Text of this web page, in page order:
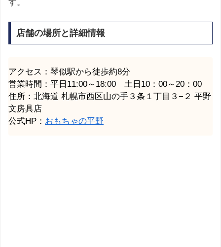
す。
店舗の場所と詳細情報
アクセス：琴似駅から徒歩約8分
営業時間：平日11:00～18:00 土日10：00～20：00
住所：北海道 札幌市西区山の手３条１丁目３−２ 平野
文房具店
公式HP： おもちゃの平野